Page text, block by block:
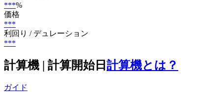
***%
価格
***
利回り / デュレーション
***
計算機 | 計算開始日 計算機とは？
ガイド